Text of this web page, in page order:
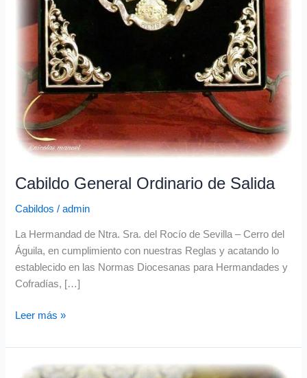
Cabildo General Ordinario de Salida
Cabildos /admin
La Hermandad de Ntra. Sra. del Rocío de Sevilla – Cerro del
Águila, en cumplimiento con nuestras Reglas y acatando lo
establecido en las Normas Diocesanas para Hermandades y
Cofradías, […]
Leer más »
Cabildo